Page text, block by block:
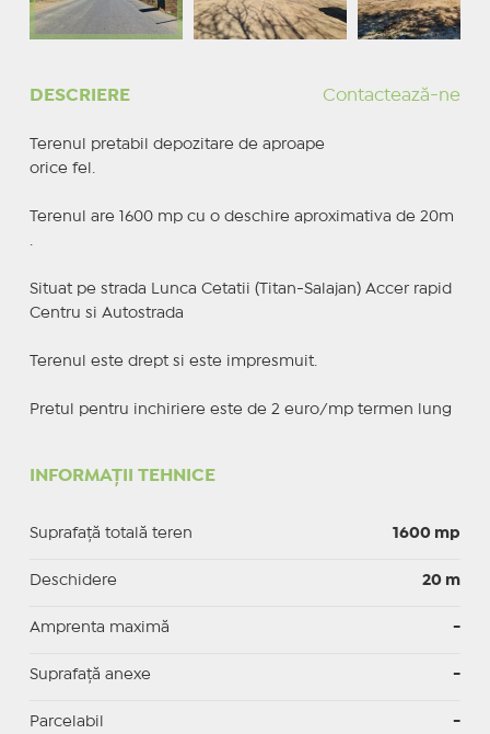
DESCRIERE Contactează-ne
Terenul pretabil depozitare de aproape
orice fel.
Terenul are 1600 mp cu o deschire aproximativa de 20m
Situat pe strada Lunca Cetatii (Titan-Salajan) Accer rapid
Centru si Autostrada
Terenul este drept si este impresmuit.
Pretul pentru inchiriere este de 2 euro/mp termen lung
INFORMAȚII TEHNICE
Suprafață totală teren 1600 mp
Deschidere 20 m
Amprenta maximă -
Suprafață anexe -
Parcelabil -